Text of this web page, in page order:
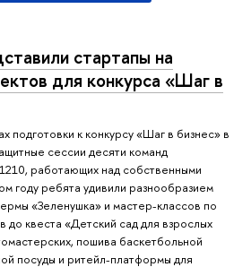
стартапы на
для конкурса «Шаг в
подготовки к конкурсу «Шаг в бизнес» в
сессии десяти команд
работающих над собственными
году ребята удивили разнообразием
«Зеленушка» и мастер-классов по
до квеста «Детский сад для взрослых
пошива баскетбольной
посуды и ритейл-платформы для